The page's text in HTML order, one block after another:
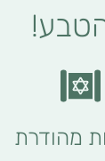
מהודרת